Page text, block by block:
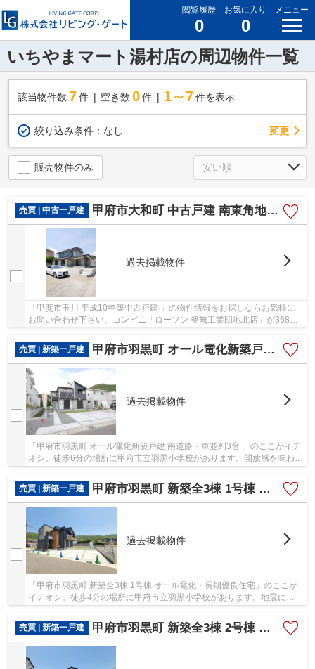
閲覧履歴
0
お気に入り
0
メニュー
いちやまマート湯村店の周辺物件一覧
該当物件数 7件 空き数 0 件 1～7 件を表示
絞り込み条件： なし 変更
販売物件のみ
売買 | 中古一戸建 甲府市大和町 中古戸建 南東角地115坪 耐震補強工事済
過去掲載物件
「甲斐市玉川 平成10年築中古戸建 」の物件情報をお探しならお気軽に
お問い合わせ下さい。コンビニ「ローソン 釜無工業団地北店」が368m
売買 | 新築一戸建
甲府市羽黒町 オール電化新築戸建 南道路・車並列3台
過去掲載物件
「甲府市羽黒町 オール電化新築戸建 南道路・車並列3台 」のここがイチ
オシ。徒歩6分の場所に甲府市立羽黒小学校があります。開放感を味わう
売買 | 新築一戸建
甲府市羽黒町 新築全3棟 1号棟 オール電化・長期優良住宅
過去掲載物件
「甲府市羽黒町 新築全3棟 1号棟 オール電化・長期優良住宅」のここが
イチオシ。徒歩4分の場所に甲府市立羽黒小学校があります。地震にも
売買 | 新築一戸建
甲府市羽黒町 新築全3棟 2号棟 オール電化 敷地78坪